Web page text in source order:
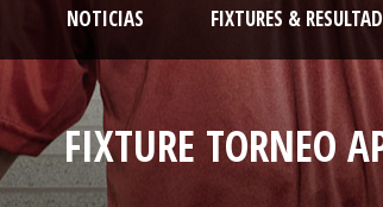
NOTICIAS FIXTURES &
FIXTURE TORNEO